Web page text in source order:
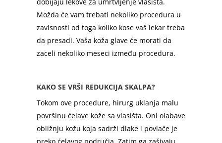
Možda će vam trebati nekoliko procedura u
zavisnosti od toga koliko kose vaš lekar treba
da presadi. Vaša koža glave će morati da
zaceli nekoliko meseci između procedura.
KAKO SE VRŠI REDUKCIJA SKALPA?
Tokom ove procedure, hirurg uklanja malu
površinu ćelave kože sa vlasišta. Oni olabave
obližnju kožu koja sadrži dlake i povlače je